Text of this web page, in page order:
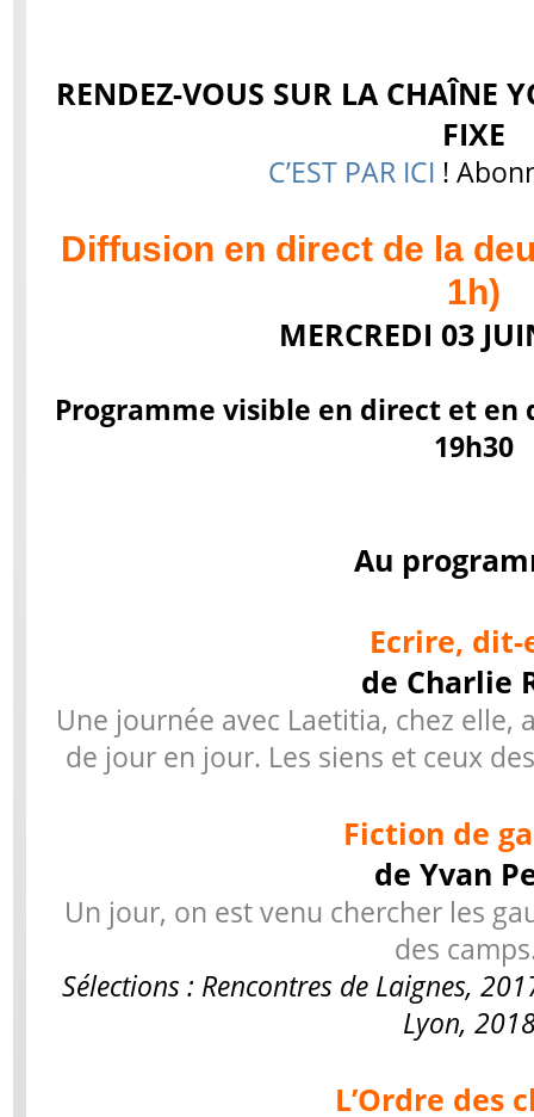
RENDEZ-VOUS SUR LA CHAÎNE
FIXE
C’EST PAR ICI !
Diffusion en direct de la
1h)
MERCREDI 03
Programme visible en direct et
19h30
Au
Ecrire, dit-
de Charlie
Une journée avec Laetitia, chez elle,
de jour en jour. Les siens et ceux
Fiction de
de Yvan
Un jour, on est venu chercher les
des
Sélections : Rencontres de Laignes,
Lyon,
L’Ordre des